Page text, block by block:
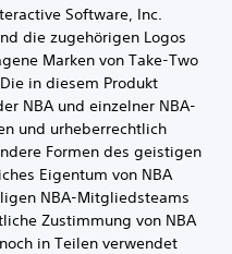
Software, Inc.
die zugehörigen Logos
Marken von Take-Two
in diesem Produkt
NBA und einzelner NBA-
und urheberrechtlich
Formen des geistigen
Eigentum von NBA
NBA-Mitgliedsteams
Zustimmung von NBA
in Teilen verwendet